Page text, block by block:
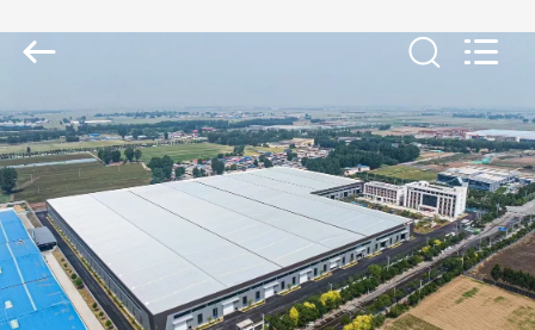
ACCUEIL
PRODUITS
VIDÉOS
KaFa
Fabrication
Reserved.